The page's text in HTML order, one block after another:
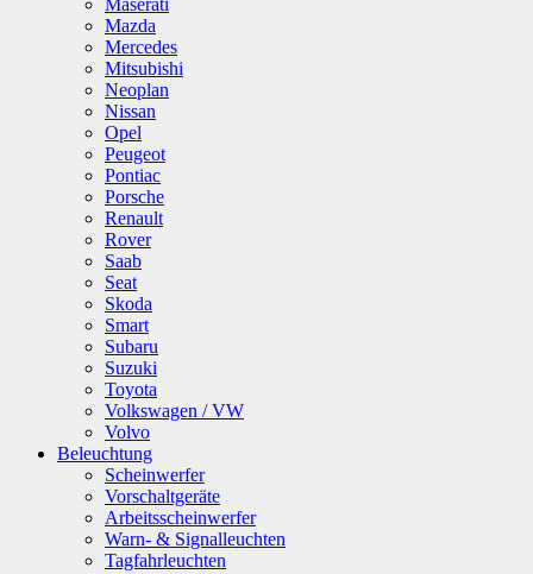
Maserati
Mazda
Mercedes
Mitsubishi
Neoplan
Nissan
Opel
Peugeot
Pontiac
Porsche
Renault
Rover
Saab
Seat
Skoda
Smart
Subaru
Suzuki
Toyota
Volkswagen / VW
Volvo
Beleuchtung
Scheinwerfer
Vorschaltgeräte
Arbeitsscheinwerfer
Warn- & Signalleuchten
Tagfahrleuchten